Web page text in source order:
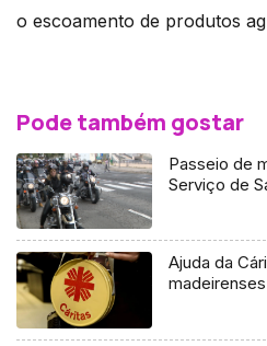
o escoamento de produtos
Pode também gostar
Passeio de
Serviço de
Ajuda da